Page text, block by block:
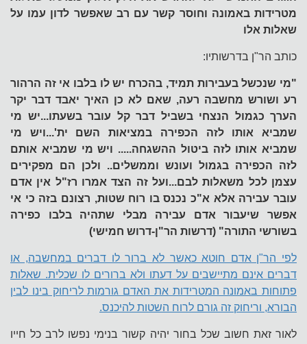
מטרידות באמונה וחוסר קשר עם רב שאפשר לדון עמו על
שאלות אלו
כותב הר"ן בדרשותיו:
"מי שנכשל בעבירות תמיד, בהכרח יש לו בלבו אי זה הרהור
רע ושורש מחשבה רעה, שאם לא כן האיך יאבד דבר יקר
הערך כגמול הנצחי בשביל דבר קל עובר בשעתו...יש מי
שמביא אותו לזה הכפירה במציאות השם ית'...ויש מי
שמביא אותו לזה ביטול ההשגחה..... ויש מי שמביא אותם
לזה הכפירה בגמול ועונש וממשלים.. ולכן הם מפקירים
עצמן לכל משאלות לבם...ועל זה הצד אמרו רז"ל אין אדם
עובר עבירה אלא א"כ נכנס בו רוח שטות, רצונם בזה כי אי
אפשר שיעבור אדם עבירה מבלי שתהיה בלבו כפירה
בשורשי התורה" (דרשות הר"ן-דרוש חמישי)
לפי הר"ן אדם חוטא כאשר לא ברור לו דברים במחשבה, או
דברים אינם מתיישבים על דעתו ולא ברורים לו שכלית. שאלות
פתוחות באמונה המטרידות את האדם גורמות לריחוק בינו לבין
הבורא, וריחוק זה גורם לרוח השטות להיכנס.
לאור זאת חשוב שכל בחור יהיה קשור בנימי נפשו לרב כל חייו